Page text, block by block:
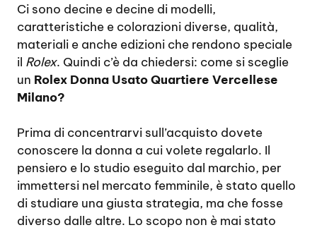
Ci sono decine e decine di modelli,
caratteristiche e colorazioni diverse, qualità,
materiali e anche edizioni che rendono speciale
il Rolex. Quindi c’è da chiedersi: come si sceglie
un Rolex Donna Usato Quartiere Vercellese
Milano?
Prima di concentrarvi sull’acquisto dovete
conoscere la donna a cui volete regalarlo. Il
pensiero e lo studio eseguito dal marchio, per
immettersi nel mercato femminile, è stato quello
di studiare una giusta strategia, ma che fosse
diverso dalle altre. Lo scopo non è mai stato